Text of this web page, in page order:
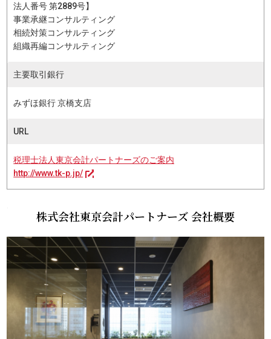
法人番号 第2889号】
事業承継コンサルティング
相続対策コンサルティング
組織再編コンサルティング
主要取引銀行
みずほ銀行 京橋支店
URL
税理士法人東京会計パートナーズのご案内
http://www.tk-p.jp/
株式会社東京会計パートナーズ 会社概要